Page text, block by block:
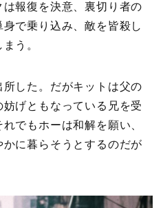
報復を決意、裏切り者の
で乗り込み、敵を皆殺し
う。
した。だがキットは父の
げともなっている兄を受
でもホーは和解を願い、
に暮らそうとするのだが